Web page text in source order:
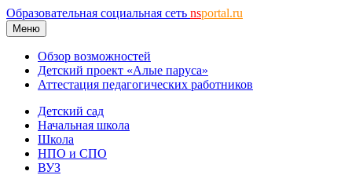
Образовательная социальная сеть nsportal.ru
Меню
Обзор возможностей
Детский проект «Алые паруса»
Аттестация педагогических работников
Детский сад
Начальная школа
Школа
НПО и СПО
ВУЗ